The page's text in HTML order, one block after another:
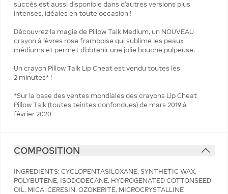
succès est aussi disponible dans d'autres versions plus
intenses, idéales en toute occasion !
Découvrez la magie de Pillow Talk Medium, un NOUVEAU
crayon à lèvres rose framboise qui sublime les peaux
médiums et permet d'obtenir une jolie bouche pulpeuse.
Un crayon Pillow Talk Lip Cheat est vendu toutes les
2 minutes* !
*Sur la base des ventes mondiales des crayons Lip Cheat
Pillow Talk (toutes teintes confondues) de mars 2019 à
février 2020
COMPOSITION
INGREDIENTS: CYCLOPENTASILOXANE, SYNTHETIC WAX,
POLYBUTENE, ISODODECANE, HYDROGENATED COTTONSEED
OIL, MICA, CERESIN, OZOKERITE, MICROCRYSTALLINE